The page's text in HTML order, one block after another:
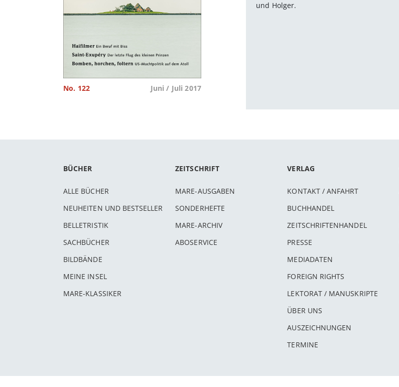
No. 122 Juni / Juli 2017
und Holger.
BÜCHER
ALLE BÜCHER
NEUHEITEN UND BESTSELLER
BELLETRISTIK
SACHBÜCHER
BILDBÄNDE
MEINE INSEL
MARE-KLASSIKER
ZEITSCHRIFT
MARE-AUSGABEN
SONDERHEFTE
MARE-ARCHIV
ABOSERVICE
VERLAG
KONTAKT / ANFAHRT
BUCHHANDEL
ZEITSCHRIFTENHANDEL
PRESSE
MEDIADATEN
FOREIGN RIGHTS
LEKTORAT / MANUSKRIPTE
ÜBER UNS
AUSZEICHNUNGEN
TERMINE